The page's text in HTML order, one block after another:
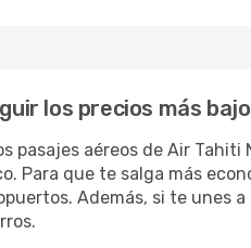
los precios más
pasajes aéreos de Air
Para que te salga más
Además, si te unes a